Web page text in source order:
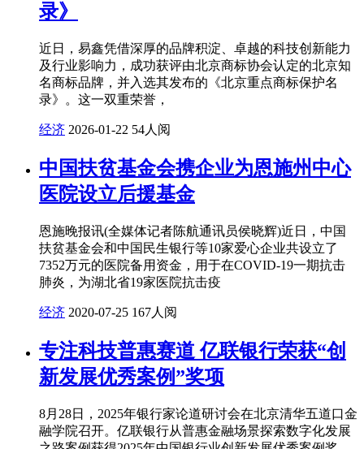
录》
近日，易鑫凭借深厚的品牌积淀、卓越的科技创新能力
及行业影响力，成功获评由北京商标协会认定的北京知
名商标品牌，并入选其发布的《北京重点商标保护名
录》。这一双重荣誉，
经济 2026-01-22 54人阅
中国扶贫基金会携企业为恩施州中心
医院设立后援基金
恩施晚报讯(全媒体记者陈航通讯员侯晓辉)近日，中国
扶贫基金会和中国民生银行等10家爱心企业共设立了
7352万元的医院备用资金，用于在COVID-19一期抗击
肺炎，为湖北省19家医院抗击疫
经济 2020-07-25 167人阅
专注科技普惠赛道 亿联银行荣获“创
新发展优秀案例”奖项
8月28日，2025年银行家论道研讨会在北京清华五道口金
融学院召开。亿联银行从普惠金融场景探索数字化发展